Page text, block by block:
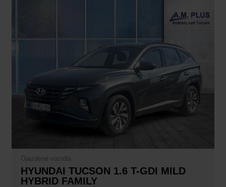
Ojazdené vozidlá
HYUNDAI TUCSON 1.6 T-GDI MILD
HYBRID FAMILY